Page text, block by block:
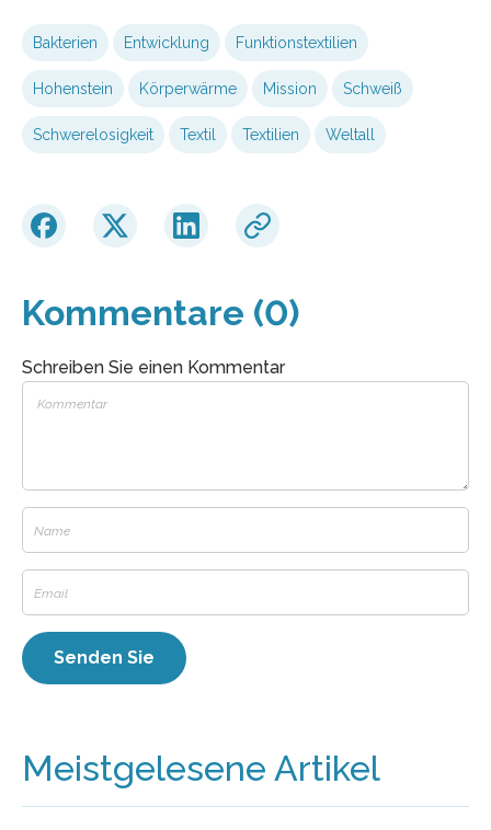
Bakterien Entwicklung Funktionstextilien
Hohenstein Körperwärme Mission Schweiß
Schwerelosigkeit Textil Textilien Weltall
Kommentare (0)
Schreiben Sie einen Kommentar
Meistgelesene Artikel